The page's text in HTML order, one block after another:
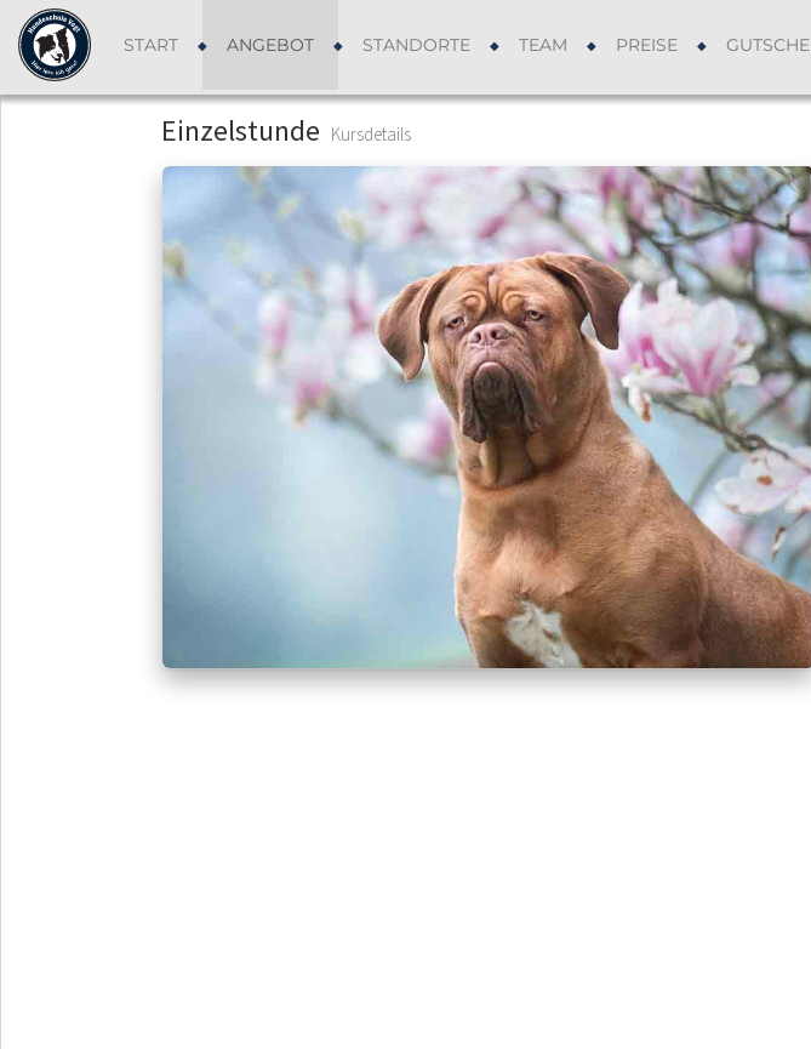
START ANGEBOT STANDORTE TEAM PREISE
Einzelstunde Kursdetails